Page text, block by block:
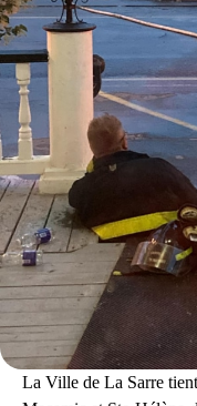
La Ville de La Sarre